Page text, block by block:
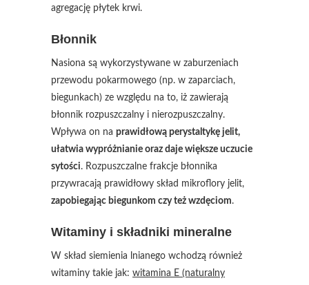
agregację płytek krwi.
Błonnik
Nasiona są wykorzystywane w zaburzeniach
przewodu pokarmowego (np. w zaparciach,
biegunkach) ze względu na to, iż zawierają
błonnik rozpuszczalny i nierozpuszczalny.
Wpływa on na prawidłową perystaltykę jelit,
ułatwia wypróżnianie oraz daje większe uczucie
sytości. Rozpuszczalne frakcje błonnika
przywracają prawidłowy skład mikroflory jelit,
zapobiegając biegunkom czy też wzdęciom.
Witaminy i składniki mineralne
W skład siemienia lnianego wchodzą również
witaminy takie jak: witamina E (naturalny